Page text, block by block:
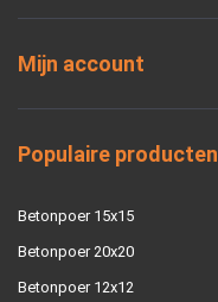
Mijn account
Populaire producten
Betonpoer 15x15
Betonpoer 20x20
Betonpoer 12x12